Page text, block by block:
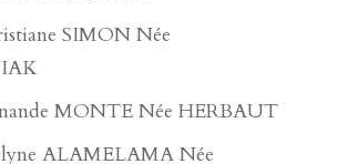
SIMON Née
MONTE Née HERBAUT
ALAMELAMA Née